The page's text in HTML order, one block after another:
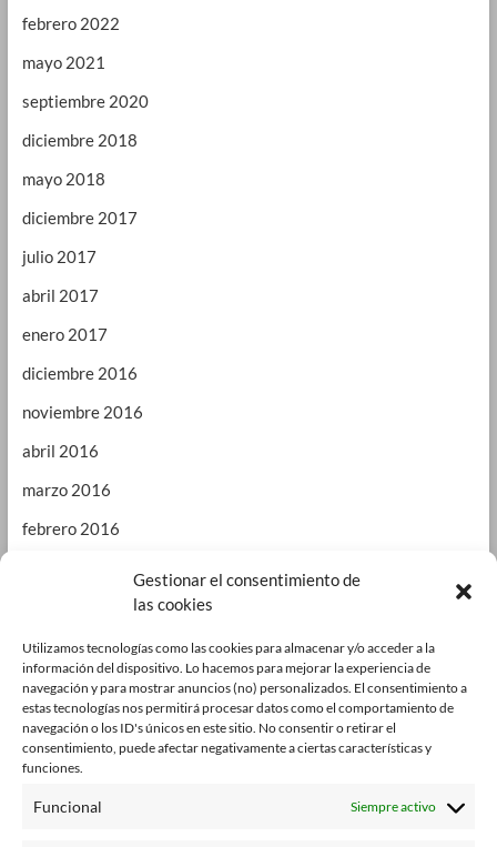
Gestionar el consentimiento de
las cookies
Utilizamos tecnologías como las cookies para almacenar y/o acceder a la
información del dispositivo. Lo hacemos para mejorar la experiencia de
navegación y para mostrar anuncios (no) personalizados. El consentimiento a
estas tecnologías nos permitirá procesar datos como el comportamiento de
navegación o los ID's únicos en este sitio. No consentir o retirar el
consentimiento, puede afectar negativamente a ciertas características y
funciones.
Funcional Siempre activo
febrero 2022
mayo 2021
septiembre 2020
diciembre 2018
mayo 2018
diciembre 2017
julio 2017
abril 2017
enero 2017
diciembre 2016
noviembre 2016
abril 2016
marzo 2016
febrero 2016
septiembre 2015
enero 2015
octubre 2014
julio 2014
junio 2014
enero 2014